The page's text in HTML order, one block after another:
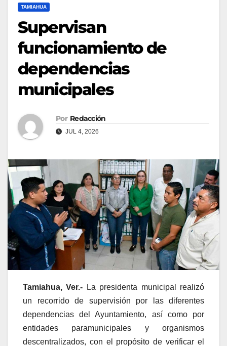
TAMIAHUA
Supervisan
funcionamiento de
dependencias
municipales
Por Redacción
JUL 4, 2026
Tamiahua, Ver.- La presidenta municipal realizó
un recorrido de supervisión por las diferentes
dependencias del Ayuntamiento, así como por
entidades paramunicipales y organismos
descentralizados, con el propósito de verificar el